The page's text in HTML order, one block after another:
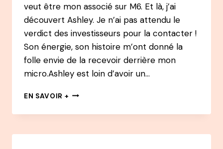
EN
ARTS
STRATÉGIQUES
CHINOIS
veut être mon associé sur M6. Et là, j’ai
découvert Ashley. Je n’ai pas attendu le
verdict des investisseurs pour la contacter !
Son énergie, son histoire m’ont donné la
folle envie de la recevoir derrière mon
micro.Ashley est loin d’avoir un…
EN SAVOIR + 73
–
TAIEB